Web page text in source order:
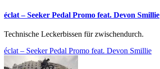
éclat – Seeker Pedal Promo feat. Devon Smillie
Technische Leckerbissen für zwischendurch.
éclat – Seeker Pedal Promo feat. Devon Smillie